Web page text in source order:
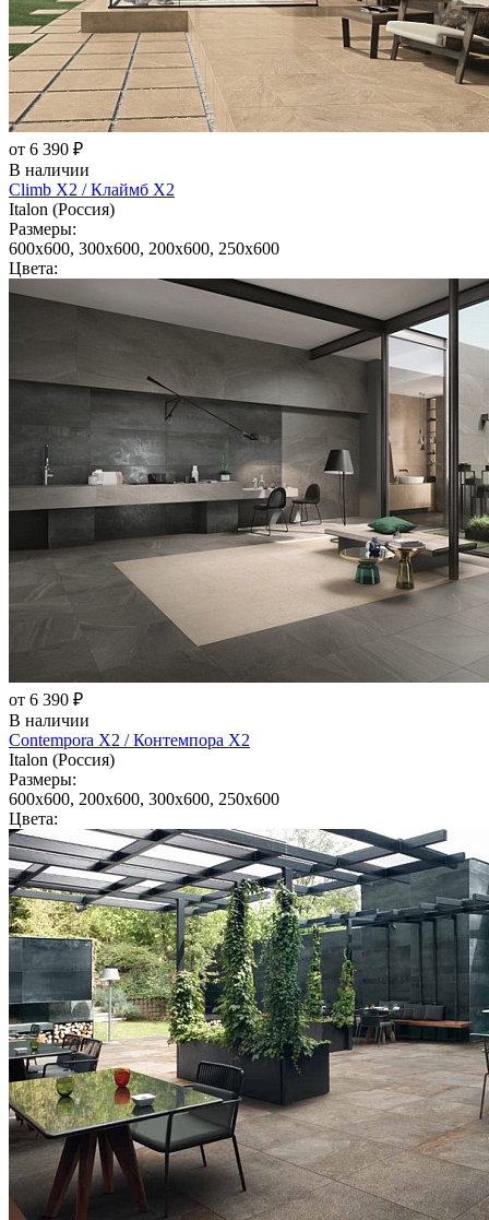
от 6 390 ₽
В наличии
Climb X2 / Клаймб X2
Italon (Россия)
Размеры:
600x600, 300x600, 200x600, 250x600
Цвета:
от 6 390 ₽
В наличии
Contempora X2 / Контемпора Х2
Italon (Россия)
Размеры:
600x600, 200x600, 300x600, 250x600
Цвета: